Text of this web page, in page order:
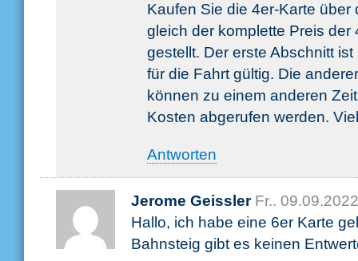
Kaufen Sie die 4er-Karte über
gleich der komplette Preis der
gestellt. Der erste Abschnitt
für die Fahrt gültig. Die
können zu einem anderen
Kosten abgerufen werden.
Antworten
Jerome Geissler Fr..
Hallo, ich habe eine 6er Karte
Bahnsteig gibt es keinen